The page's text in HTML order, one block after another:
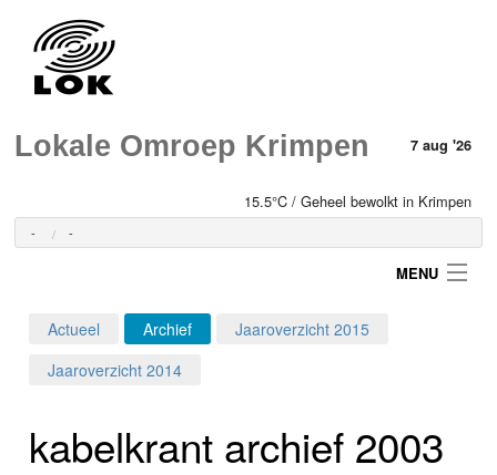
Lokale Omroep Krimpen 7 aug '26
15.5°C / Geheel bewolkt in Krimpen
- -
MENU
Programma's
Actueel Archief
Jaaroverzicht 2015
Jaaroverzicht 2014
kabelkrant archief 2003